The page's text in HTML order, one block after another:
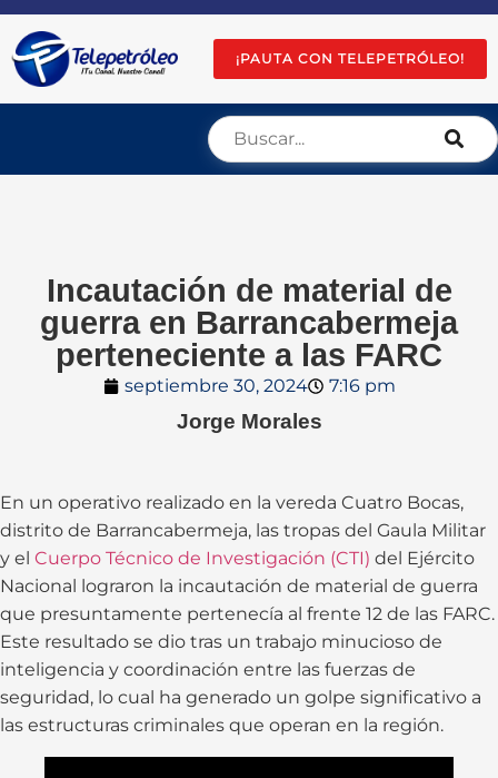
¡PAUTA CON TELEPETRÓLEO!
Incautación de material de
guerra en Barrancabermeja
perteneciente a las FARC
septiembre 30, 2024 7:16 pm
Jorge Morales
En un operativo realizado en la vereda Cuatro Bocas,
distrito de Barrancabermeja, las tropas del Gaula Militar
y el Cuerpo Técnico de Investigación (CTI) del Ejército
Nacional lograron la incautación de material de guerra
que presuntamente pertenecía al frente 12 de las FARC.
Este resultado se dio tras un trabajo minucioso de
inteligencia y coordinación entre las fuerzas de
seguridad, lo cual ha generado un golpe significativo a
las estructuras criminales que operan en la región.